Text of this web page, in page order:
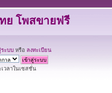
ย โพสขายฟรี
ระบบ หรือ ลงทะเบียน
วลาในเซสชั่น